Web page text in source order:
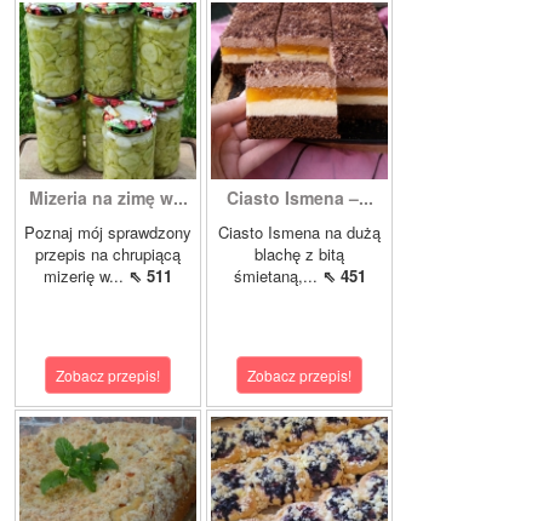
Mizeria na zimę w...
Poznaj mój sprawdzony
przepis na chrupiącą
mizerię w... ⇖ 511
Zobacz przepis!
Ciasto Ismena –...
Ciasto Ismena na dużą
blachę z bitą
śmietaną,... ⇖ 451
Zobacz przepis!